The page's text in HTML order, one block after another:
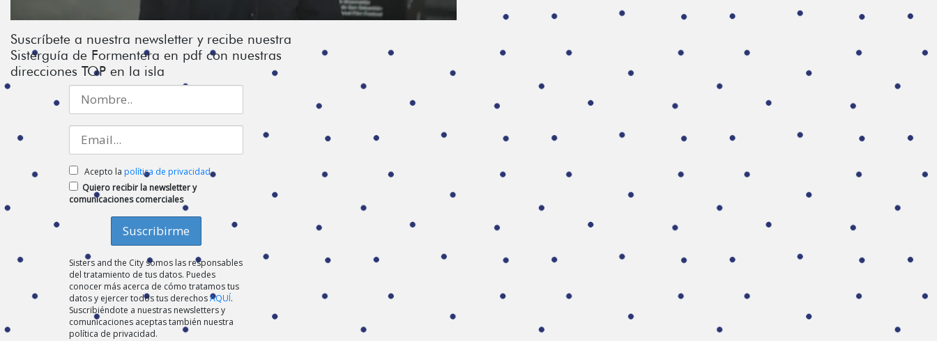
Suscríbete a nuestra newsletter y recibe nuestra
Sisterguía de Formentera en pdf con nuestras
direcciones TOP en la isla
Acepto la política de privacidad
Quiero recibir la newsletter y
comunicaciones comerciales
Sisters and the City somos las responsables
del tratamiento de tus datos. Puedes
conocer más acerca de cómo tratamos tus
datos y ejercer todos tus derechosAQUÍ.
Suscribiéndote a nuestras newsletters y
comunicaciones aceptas también nuestra
política de privacidad.